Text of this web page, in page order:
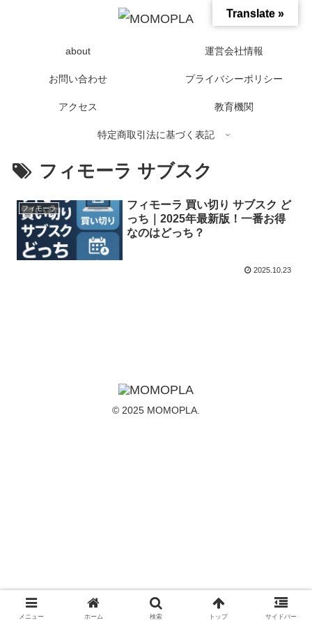
about 運営会社情報
お問い合わせ プライバシーポリシー
アクセス 教育機関
特定商取引法に基づく表記
フィモーラ サブスク
フィモーラ
フィモーラ 買い切り サブスク ど
っち｜2025年最新版！一番お得
なのはどっち？
2025.10.23
© 2025 MOMOPLA.
メニュー ホーム 検索 トップ サイドバー
Translate »